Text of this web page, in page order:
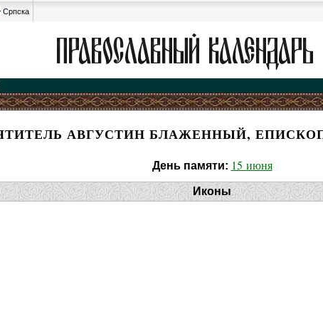
Српска
АВГУСТИН БЛАЖЕННЫЙ,
День памяти: 15 июня
Иконы